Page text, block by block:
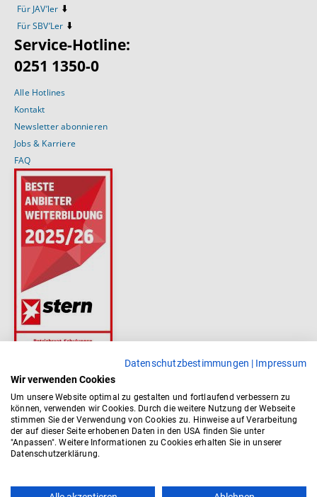
Datenschutzbestimmungen | Impressum
Wir verwenden Cookies
Um unsere Website optimal zu gestalten und fortlaufend verbessern zu
können, verwenden wir Cookies. Durch die weitere Nutzung der Webseite
stimmen Sie der Verwendung von Cookies zu. Hinweise auf Verarbeitung
der auf dieser Seite erhobenen Daten in den USA finden Sie unter
"Anpassen". Weitere Informationen zu Cookies erhalten Sie in unserer
Datenschutzerklärung.
Für JAV’ler ⬇️
Für SBV’Ler ⬇️
Service-Hotline:
0251 1350-0
Alle Hotlines
Kontakt
Newsletter abonnieren
Jobs & Karriere
FAQ